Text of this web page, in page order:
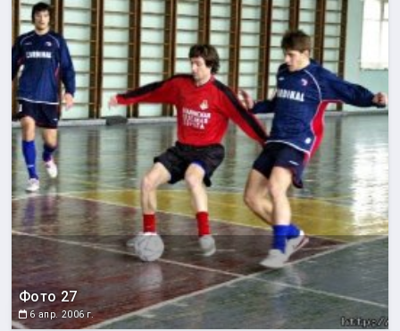
Фото 27
6 апр. 2006 г.